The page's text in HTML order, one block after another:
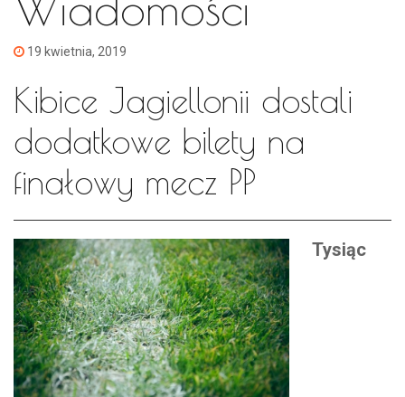
19 kwietnia, 2019
Kibice Jagiellonii dostali
dodatkowe bilety na
finałowy mecz PP
Tysiąc